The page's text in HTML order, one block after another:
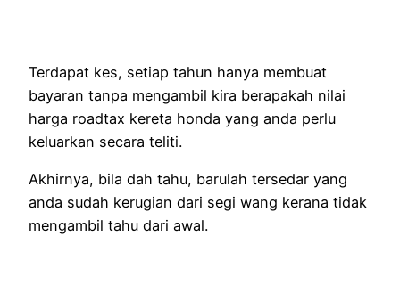
Terdapat kes, setiap tahun hanya membuat
bayaran tanpa mengambil kira berapakah nilai
harga roadtax kereta honda yang anda perlu
keluarkan secara teliti.
Akhirnya, bila dah tahu, barulah tersedar yang
anda sudah kerugian dari segi wang kerana tidak
mengambil tahu dari awal.